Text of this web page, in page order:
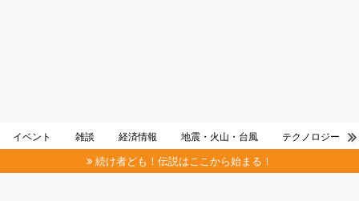
イベント 雑談 経済情報 地震・火山・台風 テクノロジー
続け者ども！伝説はここから始まる！